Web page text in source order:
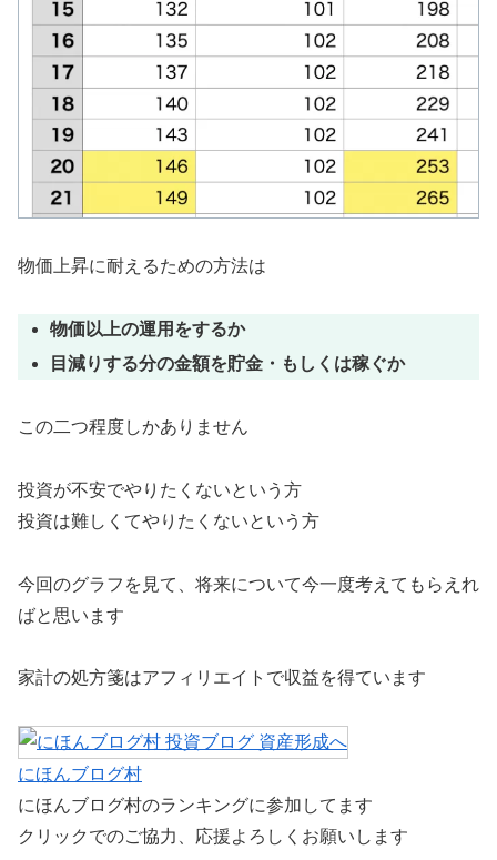
物価上昇に耐えるための方法は
物価以上の運用をするか
目減りする分の金額を貯金・もしくは稼ぐか
この二つ程度しかありません
投資が不安でやりたくないという方
投資は難しくてやりたくないという方
今回のグラフを見て、将来について今一度考えてもらえれ
ばと思います
家計の処方箋はアフィリエイトで収益を得ています
にほんブログ村
にほんブログ村のランキングに参加してます
クリックでのご協力、応援よろしくお願いします